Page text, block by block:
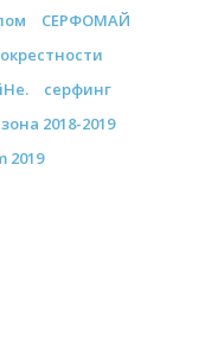
СЕРФОМАЙ
окрестности
серфинг
2018-2019
2019